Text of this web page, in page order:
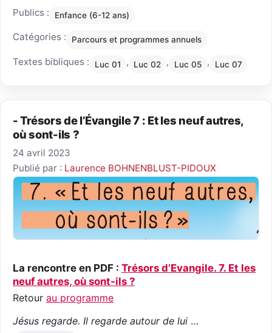
Publics : Enfance (6-12 ans)
Catégories : Parcours et programmes annuels
Textes bibliques : Luc 01 , Luc 02 , Luc 05 , Luc 07
- Trésors de l’Évangile 7 : Et les neuf autres,
où sont-ils ?
24 avril 2023
Publié par : Laurence BOHNENBLUST-PIDOUX
La rencontre en PDF : Trésors d’Evangile. 7. Et les
neuf autres, où sont-ils ?
Retour au programme
Jésus regarde. Il regarde autour de lui …